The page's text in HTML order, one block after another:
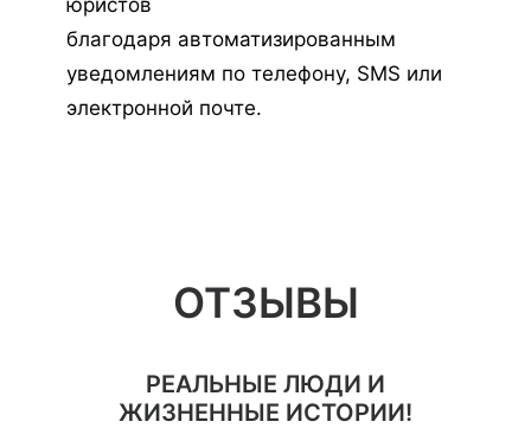
юристов
благодаря автоматизированным
уведомлениям по телефону, SMS или
электронной почте.
ОТЗЫВЫ
РЕАЛЬНЫЕ ЛЮДИ И
ЖИЗНЕННЫЕ ИСТОРИИ!